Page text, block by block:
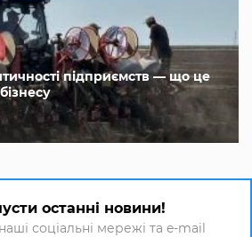
підприємств — що це
останні новини!
соціальні мережі та e-mail